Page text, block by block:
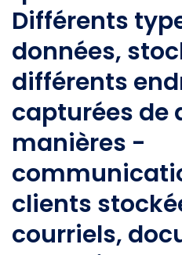
Différents
données,
différents
capturées de
manières -
clients
courriels,